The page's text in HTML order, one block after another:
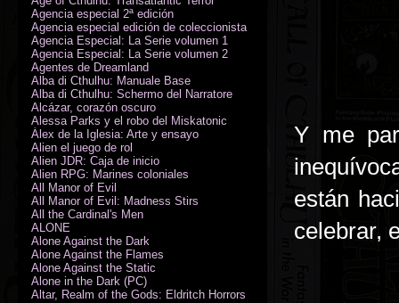
Y me
están
celebrar,
Agencia especial 2ª edición
Agencia especial edición de coleccionista
Agencia Especial: La Serie volumen 1
Agencia Especial: La Serie volumen 2
Agentes de Dreamland
Alba di Cthulhu: Manuale Base
Alba di Cthulhu: Schermo del Narratore
Alcázar, corazón oscuro
Alessa Parks y el robo del Miskatonic
Álex de la Iglesia: Arte y ensayo
Alien el juego de rol
Alien JDR: Caja de inicio
Alien RPG: Marines coloniales
All Manor of Evil
All Manor of Evil: Madness Stirs
All the Cardinal's Men
ALONE
Alone Against the Dark
Alone Against the Flames
Alone Against the Static
Alone in the Dark (PC)
Altar, Realm of the Gods: Eldritch Horrors